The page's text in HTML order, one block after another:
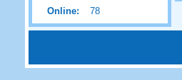
Online: 78